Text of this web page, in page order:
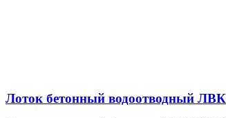
Лоток бетонный водоотводный